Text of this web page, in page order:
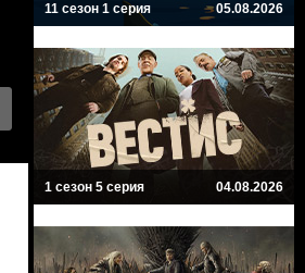
11 сезон 1 серия 05.08.2026
1 сезон 5 серия 04.08.2026